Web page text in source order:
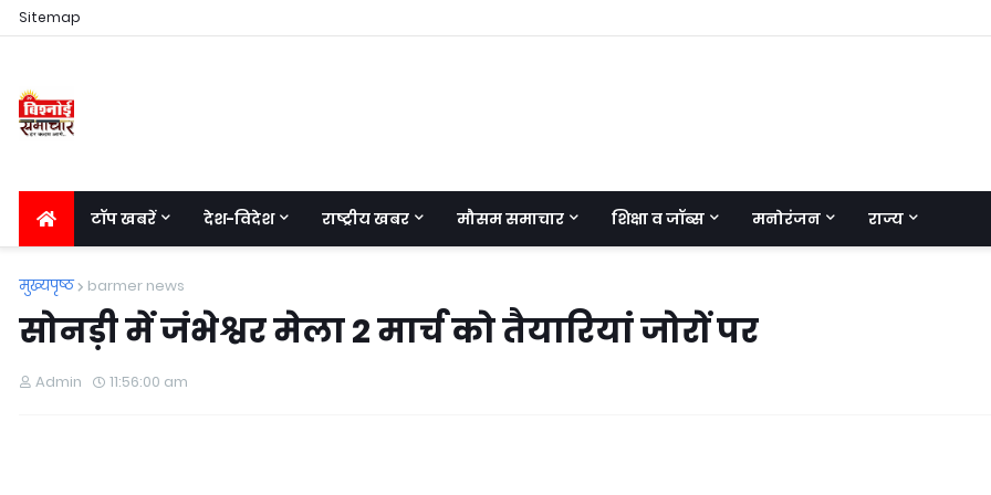
Sitemap
टॉप खबरें देश-विदेश राष्ट्रीय खबर मौसम समाचार शिक्षा व जॉब्स मनोरंजन राज्य
मुख्यपृष्ठ barmer news
सोनड़ी में जंभेश्वर मेला 2 मार्च को तैयारियां जोरों पर
Admin 11:56:00 am